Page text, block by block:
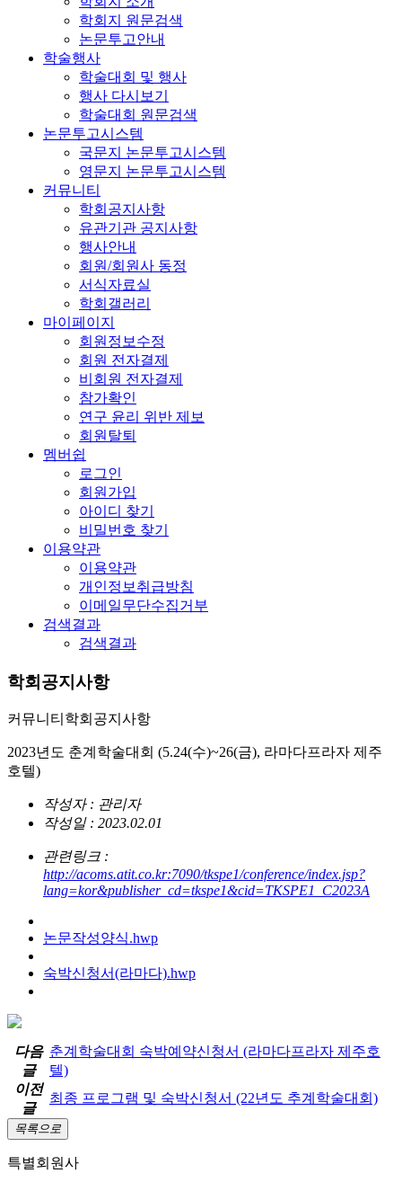
학회지 원문검색
논문투고안내
학술행사
학술대회 및 행사
행사 다시보기
학술대회 원문검색
논문투고시스템
국문지 논문투고시스템
영문지 논문투고시스템
커뮤니티
학회공지사항
유관기관 공지사항
행사안내
회원/회원사 동정
서식자료실
학회갤러리
마이페이지
회원정보수정
회원 전자결제
비회원 전자결제
참가확인
연구 윤리 위반 제보
회원탈퇴
멤버쉽
로그인
회원가입
아이디 찾기
비밀번호 찾기
이용약관
이용약관
개인정보취급방침
이메일무단수집거부
검색결과
검색결과
학회공지사항
커뮤니티 학회공지사항
2023년도 춘계학술대회 (5.24(수)~26(금), 라마다프라자 제주
호텔)
작성자 : 관리자
작성일 : 2023.02.01
관련링크 :
http://acoms.atit.co.kr:7090/tkspe1/conference/index.jsp?
lang=kor&publisher_cd=tkspe1&cid=TKSPE1_C2023A
논문작성양식.hwp
숙박신청서(라마다).hwp
다음
글
춘계학술대회 숙박예약신청서 (라마다프라자 제주호
텔)
이전
글
최종 프로그램 및 숙박신청서 (22년도 추계학술대회)
목록으로
특별회원사